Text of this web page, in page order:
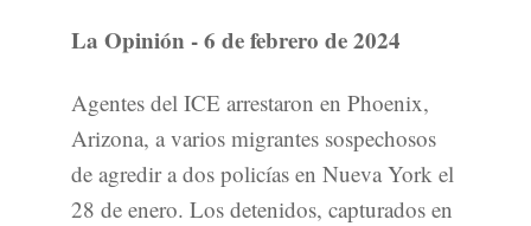
La Opinión - 6 de febrero de 2024
Agentes del ICE arrestaron en Phoenix,
Arizona, a varios migrantes sospechosos
de agredir a dos policías en Nueva York el
28 de enero. Los detenidos, capturados en